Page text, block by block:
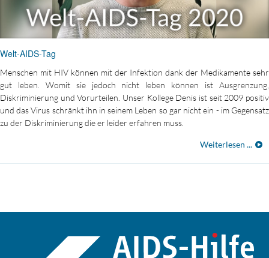
Welt-AIDS-Tag
Menschen mit HIV können mit der Infektion dank der Medikamente sehr
gut leben. Womit sie jedoch nicht leben können ist Ausgrenzung,
Diskriminierung und Vorurteilen. Unser Kollege Denis ist seit 2009 positiv
und das Virus schränkt ihn in seinem Leben so gar nicht ein - im Gegensatz
zu der Diskriminierung die er leider erfahren muss.
Weiterlesen ...